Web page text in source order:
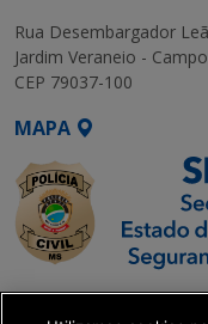
Rua Desembargador
Jardim Veraneio -
CEP 79037-100
MAPA
SETDIG | Secretaria-